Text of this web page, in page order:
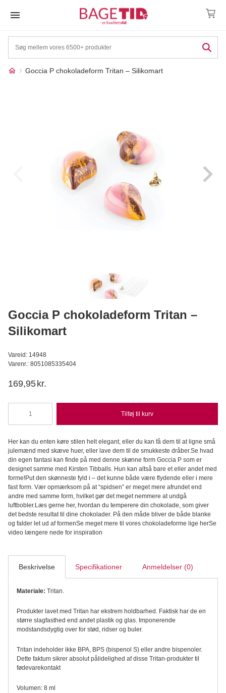
Goccia P chokoladeform Tritan – Silikomart
Læg i kurv
Goccia P chokoladeform Tritan –
Silikomart
Vareid: 14948
Varenr.: 8051085335404
169,95 kr.
Goccia
P
Tritan
-
Silikomart
antal
Tilføj til kurv
Her kan du enten køre stilen helt elegant, eller du kan få dem til at ligne små
julemænd med skæve huer, eller lave dem til de smukkeste dråber.Se hvad
din egen fantasi kan finde på med denne skønne form Goccia P som er
designet samme med Kirsten Tibballs. Hun kan altså bare et eller andet med
forme!Put den skønneste fyld i – det kunne både være flydende eller i mere
fast form. Vær opmærksom på at “spidsen” er meget mere afrundet end
andre med samme form, hvilket gør det meget nemmere at undgå
luftbobler.Læs gerne her, hvordan du temperere din chokolade, som giver
det bedste resultat til dine chokolader. På den måde bliver de både blanke
og falder let ud af formenSe meget mere til vores chokoladeforme lige herSe
video længere nede for inspiration
Beskrivelse Specifikationer Anmeldelser (0)
Materiale: Tritan.
Produkter lavet med Tritan har ekstrem holdbarhed. Faktisk har de en
større slagfasthed end andet plastik og glas. Imponerende
modstandsdygtig over for stød, ridser og buler.
Tritan indeholder ikke BPA, BPS (bispenol S) eller andre bispenoler.
Dette faktum sikrer absolut pålidelighed af disse Tritan-produkter til
fødevarekontakt
Volumen: 8 ml